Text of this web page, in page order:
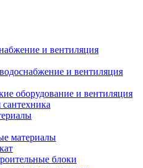
и вентиляция
и вентиляция
оборудование и вентиляция
материалы
блоки